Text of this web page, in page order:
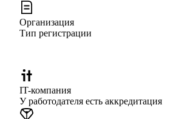
Организация
Тип регистрации
IT-компания
У работодателя есть аккредитация